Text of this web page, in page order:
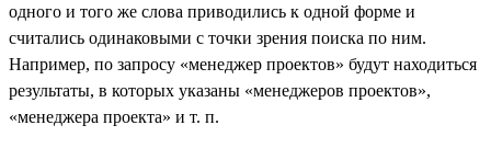
одного и того же слова приводились к одной форме и
считались одинаковыми с точки зрения поиска по ним.
Например, по запросу «менеджер проектов» будут находиться
результаты, в которых указаны «менеджеров проектов»,
«менеджера проекта» и т. п.